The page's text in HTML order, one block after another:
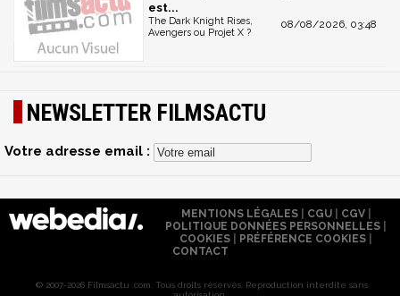
est...
08/08/2026, 03:48
The Dark Knight Rises,
Avengers ou Projet X ?
NEWSLETTER FILMSACTU
Votre adresse email :
MENTIONS LÉGALES| CGU| CGV|
POLITIQUE DONNÉES PERSONNELLES
COOKIES
PRÉFÉRENCE COOKIES
CONTACT
© 2007-2026 Filmsactu .com. Tous droits réservés. Reproduction interdite sans